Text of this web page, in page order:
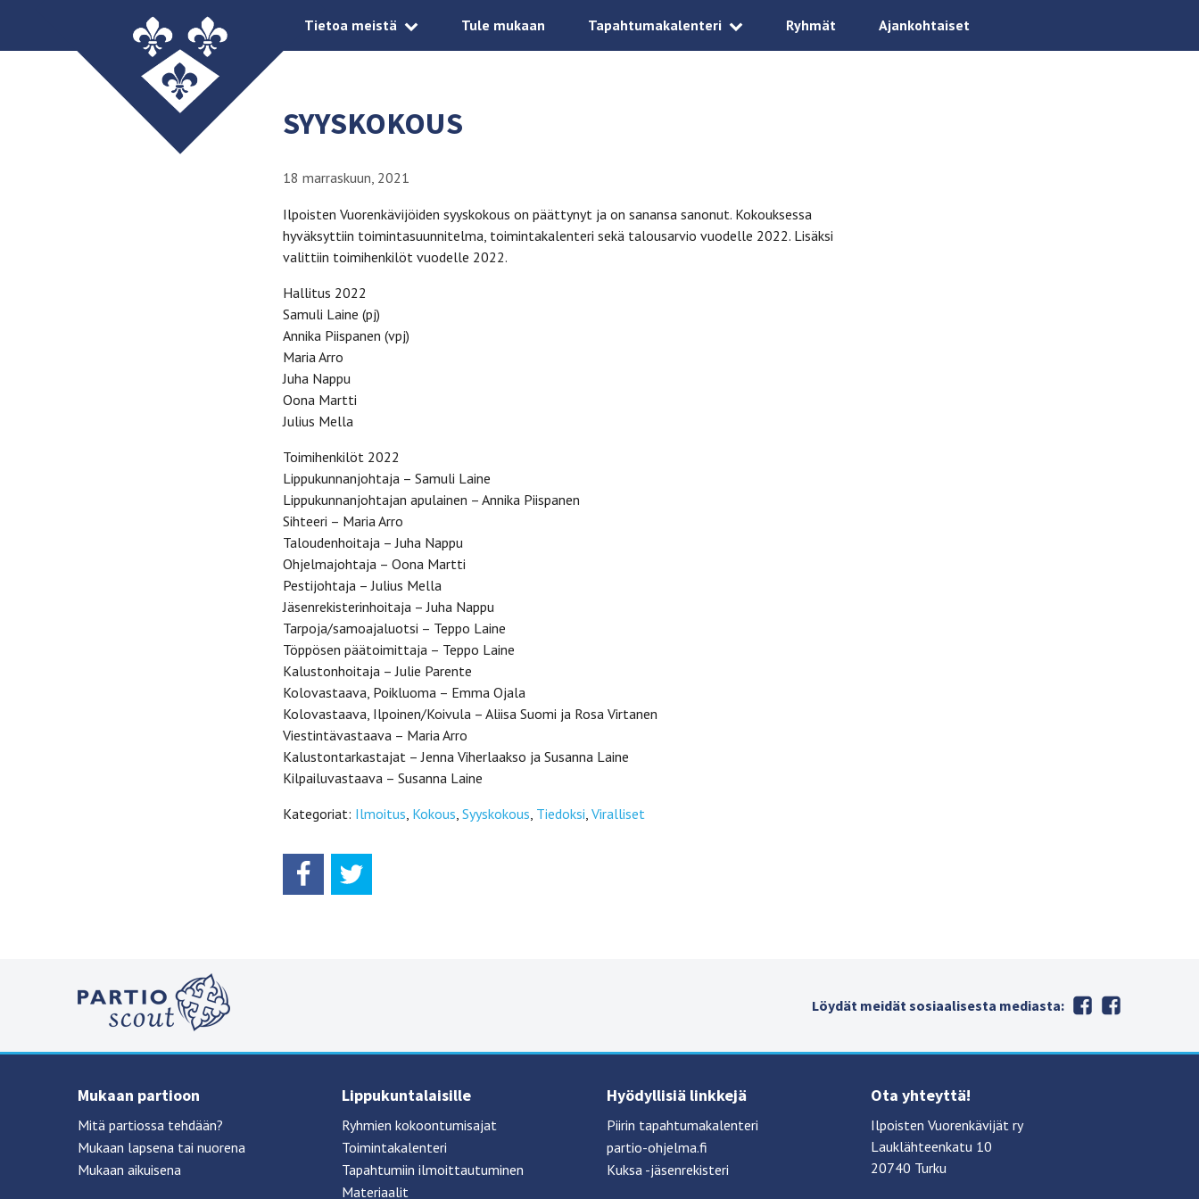
Tietoa meistä Tule mukaan Tapahtumakalenteri Ryhmät Ajankohtaiset
SYYSKOKOUS
18 marraskuun, 2021
Ilpoisten Vuorenkävijöiden syyskokous on päättynyt ja on sanansa sanonut. Kokouksessa
hyväksyttiin toimintasuunnitelma, toimintakalenteri sekä talousarvio vuodelle 2022. Lisäksi
valittiin toimihenkilöt vuodelle 2022.
Hallitus 2022
Samuli Laine (pj)
Annika Piispanen (vpj)
Maria Arro
Juha Nappu
Oona Martti
Julius Mella
Toimihenkilöt 2022
Lippukunnanjohtaja – Samuli Laine
Lippukunnanjohtajan apulainen – Annika Piispanen
Sihteeri – Maria Arro
Taloudenhoitaja – Juha Nappu
Ohjelmajohtaja – Oona Martti
Pestijohtaja – Julius Mella
Jäsenrekisterinhoitaja – Juha Nappu
Tarpoja/samoajaluotsi – Teppo Laine
Töppösen päätoimittaja – Teppo Laine
Kalustonhoitaja – Julie Parente
Kolovastaava, Poikluoma – Emma Ojala
Kolovastaava, Ilpoinen/Koivula – Aliisa Suomi ja Rosa Virtanen
Viestintävastaava – Maria Arro
Kalustontarkastajat – Jenna Viherlaakso ja Susanna Laine
Kilpailuvastaava – Susanna Laine
Kategoriat: Ilmoitus, Kokous, Syyskokous, Tiedoksi, Viralliset
Löydät meidät sosiaalisesta mediasta:
Mukaan partioon
Mitä partiossa tehdään?
Mukaan lapsena tai nuorena
Mukaan aikuisena
Lippukuntalaisille
Ryhmien kokoontumisajat
Toimintakalenteri
Tapahtumiin ilmoittautuminen
Materiaalit
Hyödyllisiä linkkejä
Piirin tapahtumakalenteri
partio-ohjelma.fi
Kuksa -jäsenrekisteri
Ota yhteyttä!
Ilpoisten Vuorenkävijät ry
Lauklähteenkatu 10
20740 Turku